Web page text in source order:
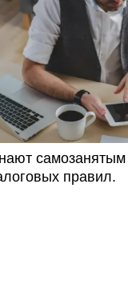
самозанятым
правил.